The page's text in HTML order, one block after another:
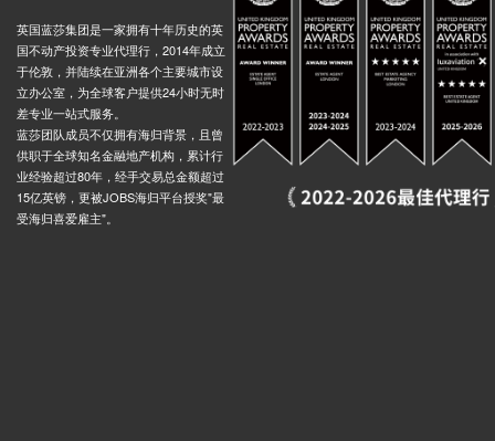
英国蓝莎集团是一家拥有十年历史的英
国不动产投资专业代理行，2014年成立
于伦敦，并陆续在亚洲各个主要城市设
立办公室，为全球客户提供24小时无时
差专业一站式服务。
蓝莎团队成员不仅拥有海归背景，且曾
供职于全球知名金融地产机构，累计行
业经验超过80年，经手交易总金额超过
15亿英镑，更被JOBS海归平台授奖"最
受海归喜爱雇主"。